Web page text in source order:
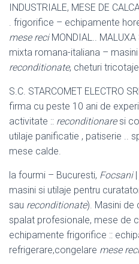
INDUSTRIALE, MESE DE
. frigorifice – echipamente
mese reciMONDIAL..
mixta romana-italiana –
reconditionate, cheturi
S.C. STARCOMET ELECTRO
firma cu peste 10 ani de
activitate :: reconditionaresi
utilaje panificatie , patiserie ..
mese calde.
la fourmi – Bucuresti, Focsani|
masini si utilaje pentru
sau reconditionate). Masini de
spalat profesionale, mese de
echipamente frigorifice ::
refrigerare,congelare mese reci